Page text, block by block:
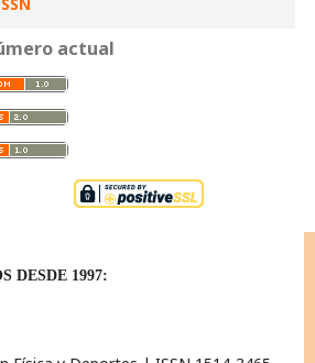
actual
DESDE 1997: